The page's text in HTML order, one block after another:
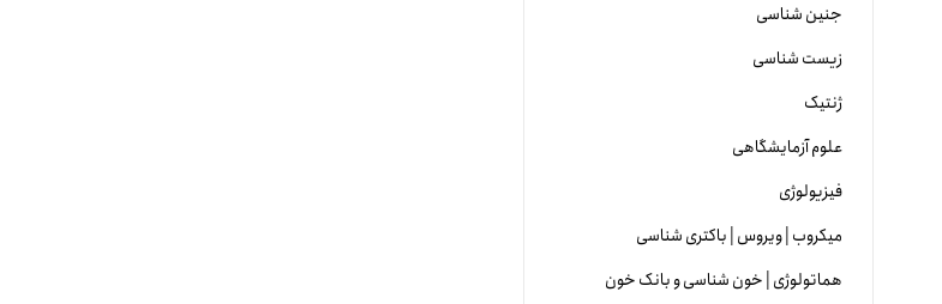
جنین شناسی
زیست شناسی
ژنتیک
علوم آزمایشگاهی
فیزیولوژی
میکروب | ویروس | باکتری شناسی
هماتولوژی | خون شناسی و بانک خون